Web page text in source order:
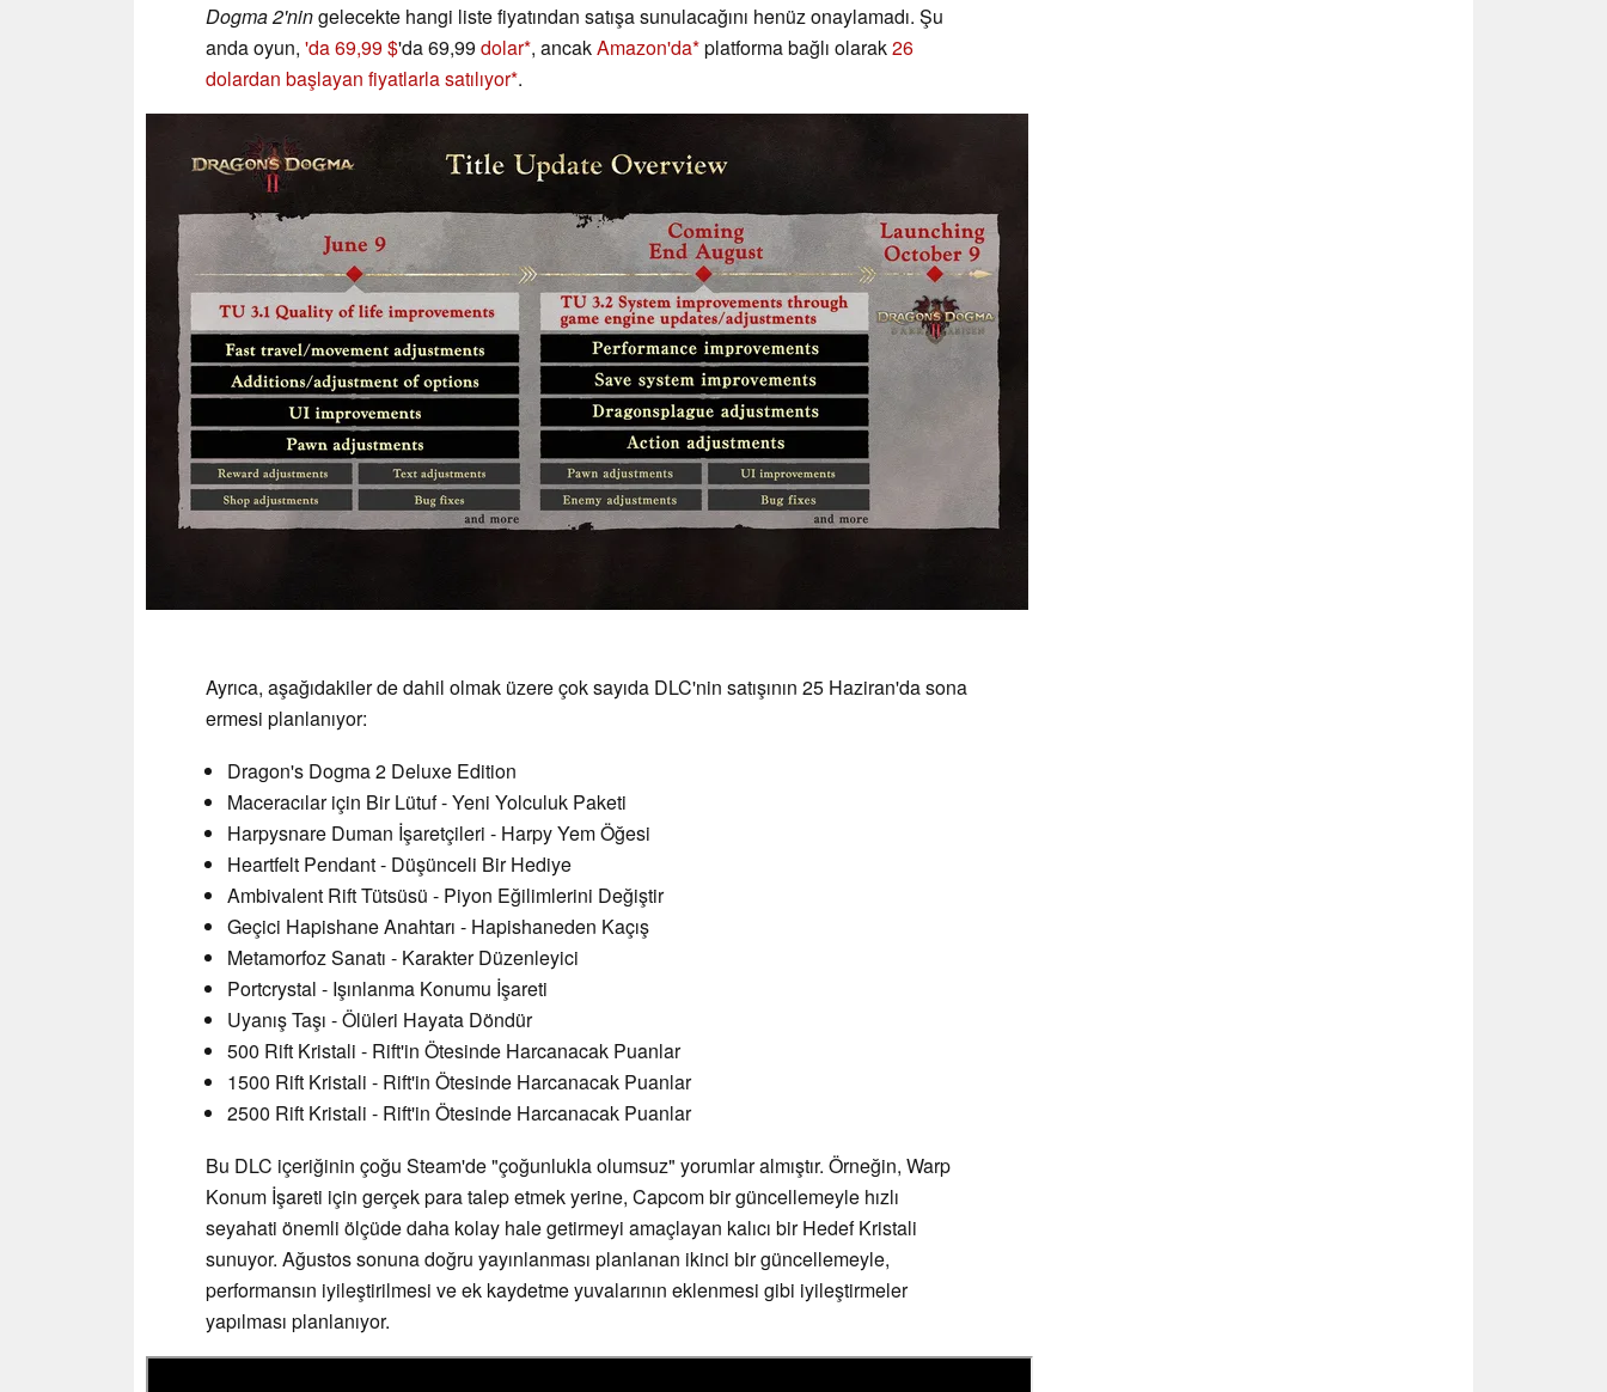
Dogma 2'ningelecekte hangi liste fiyatından satışa sunulacağını henüz onaylamadı. Şu
anda oyun, 'da 69,99 $'da 69,99 dolar , ancakAmazon'da platforma bağlı olarak26
dolardan başlayan fiyatlarla satılıyor .
Ayrıca, aşağıdakiler de dahil olmak üzere çok sayıda DLC'nin satışının 25 Haziran'da sona
ermesi planlanıyor:
Dragon's Dogma 2 Deluxe Edition
Maceracılar için Bir Lütuf - Yeni Yolculuk Paketi
Harpysnare Duman İşaretçileri - Harpy Yem Öğesi
Heartfelt Pendant - Düşünceli Bir Hediye
Ambivalent Rift Tütsüsü - Piyon Eğilimlerini Değiştir
Geçici Hapishane Anahtarı - Hapishaneden Kaçış
Metamorfoz Sanatı - Karakter Düzenleyici
Portcrystal - Işınlanma Konumu İşareti
Uyanış Taşı - Ölüleri Hayata Döndür
500 Rift Kristali - Rift'in Ötesinde Harcanacak Puanlar
1500 Rift Kristali - Rift'in Ötesinde Harcanacak Puanlar
2500 Rift Kristali - Rift'in Ötesinde Harcanacak Puanlar
Bu DLC içeriğinin çoğu Steam'de "çoğunlukla olumsuz" yorumlar almıştır. Örneğin, Warp
Konum İşareti için gerçek para talep etmek yerine, Capcom bir güncellemeyle hızlı
seyahati önemli ölçüde daha kolay hale getirmeyi amaçlayan kalıcı bir Hedef Kristali
sunuyor. Ağustos sonuna doğru yayınlanması planlanan ikinci bir güncellemeyle,
performansın iyileştirilmesi ve ek kaydetme yuvalarının eklenmesi gibi iyileştirmeler
yapılması planlanıyor.